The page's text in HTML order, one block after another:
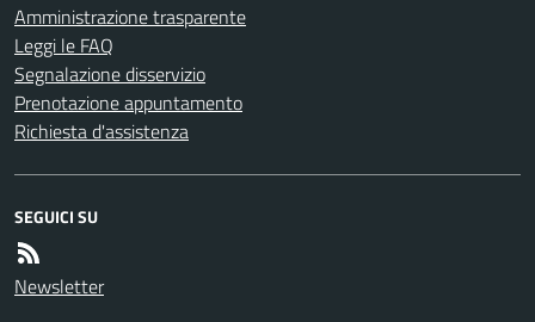
Amministrazione trasparente
Leggi le FAQ
Segnalazione disservizio
Prenotazione appuntamento
Richiesta d'assistenza
SEGUICI SU
Newsletter